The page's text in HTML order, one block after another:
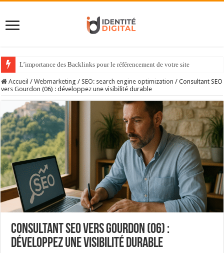
L’importance des Backlinks pour le référencement de votre site
Accueil / Webmarketing / SEO: search engine optimization / Consultant SEO
vers Gourdon (06) : développez une visibilité durable
Consultant SEO vers Gourdon (06) :
développez une visibilité durable